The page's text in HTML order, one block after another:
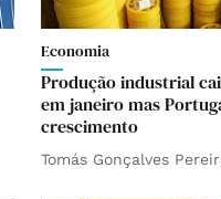
Economia
Produção industrial
em janeiro mas
crescimento
Tomás Gonçalves